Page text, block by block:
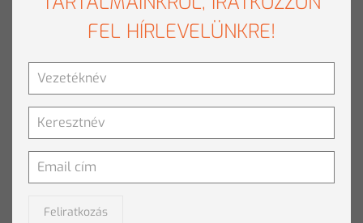
TOVÁBBI HÍREK
LEGFRISSEBB HÍREK
Vélemény
JÖHETNEK A ROBOTFŐNÖKÖK, AVAGY
MI A HR-BEN
FEL HÍRLEVELÜNKRE!
Feliratkozás